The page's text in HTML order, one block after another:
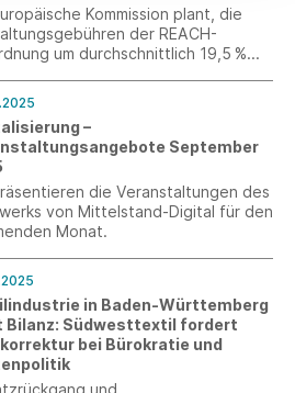
Kommission plant, die
der REACH-
um durchschnittlich 19,5 %
und mittlere Unternehmen (KMU)
Gebührenerhöhung
bleiben.
–
September
die Veranstaltungen des
von Mittelstand-Digital für den
Monat.
in Baden-Württemberg
Bilanz: Südwesttextil fordert
bei Bürokratie und